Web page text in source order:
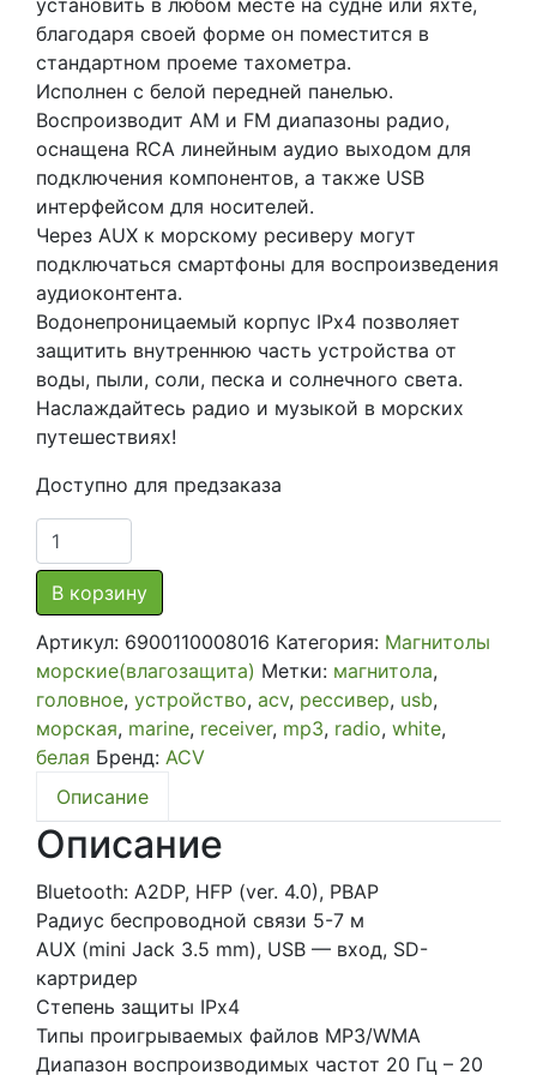
установить в любом месте на судне или яхте,
благодаря своей форме он поместится в
стандартном проеме тахометра.
Исполнен с белой передней панелью.
Воспроизводит АМ и FM диапазоны радио,
оснащена RCA линейным аудио выходом для
подключения компонентов, а также USB
интерфейсом для носителей.
Через AUX к морскому ресиверу могут
подключаться смартфоны для воспроизведения
аудиоконтента.
Водонепроницаемый корпус IPx4 позволяет
защитить внутреннюю часть устройства от
воды, пыли, соли, песка и солнечного света.
Наслаждайтесь радио и музыкой в морских
путешествиях!
Доступно для предзаказа
Количество
товара
Морской
MP3/USB
ресивер
AMR-
801W
(корпус
белого
цвета)
В корзину
Артикул: 6900110008016 Категория: Магнитолы
морские(влагозащита) Метки: магнитола,
головное, устройство, acv, рессивер, usb,
морская, marine, receiver, mp3, radio, white,
белая Бренд: ACV
Описание
Описание
Bluetooth: A2DP, HFP (ver. 4.0), PBAP
Радиус беспроводной связи 5-7 м
AUX (mini Jack 3.5 mm), USB — вход, SD-
картридер
Степень защиты IPx4
Типы проигрываемых файлов МР3/WMA
Диапазон воспроизводимых частот 20 Гц – 20